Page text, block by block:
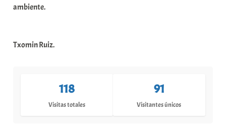
ambiente.
Txomin Ruiz.
118
Visitas totales
91
Visitantes únicos